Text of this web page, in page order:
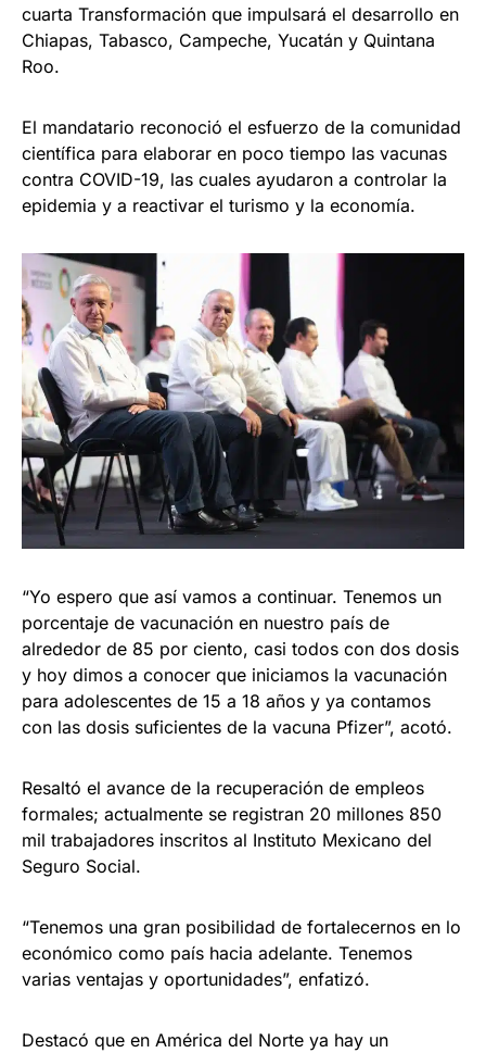
cuarta Transformación que impulsará el desarrollo en
Chiapas, Tabasco, Campeche, Yucatán y Quintana
Roo.
El mandatario reconoció el esfuerzo de la comunidad
científica para elaborar en poco tiempo las vacunas
contra COVID-19, las cuales ayudaron a controlar la
epidemia y a reactivar el turismo y la economía.
“Yo espero que así vamos a continuar. Tenemos un
porcentaje de vacunación en nuestro país de
alrededor de 85 por ciento, casi todos con dos dosis
y hoy dimos a conocer que iniciamos la vacunación
para adolescentes de 15 a 18 años y ya contamos
con las dosis suficientes de la vacuna Pfizer”, acotó.
Resaltó el avance de la recuperación de empleos
formales; actualmente se registran 20 millones 850
mil trabajadores inscritos al Instituto Mexicano del
Seguro Social.
“Tenemos una gran posibilidad de fortalecernos en lo
económico como país hacia adelante. Tenemos
varias ventajas y oportunidades”, enfatizó.
Destacó que en América del Norte ya hay un